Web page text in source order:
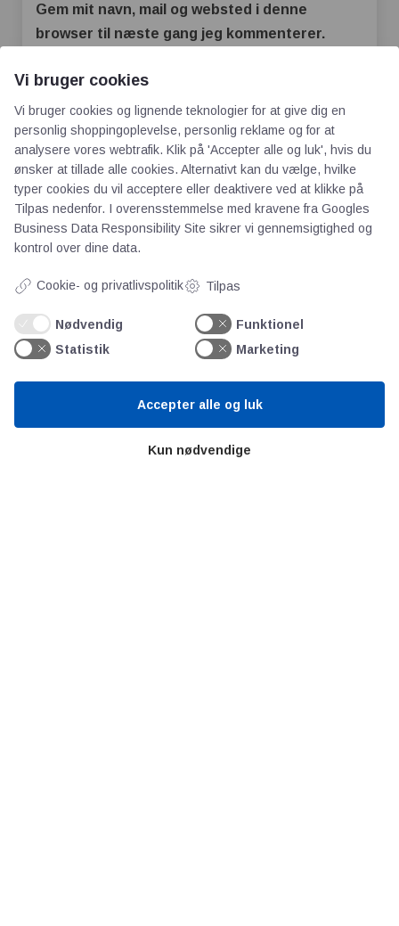
Gem mit navn, mail og websted i denne
browser til næste gang jeg kommenterer.
AOT
Priser
Kontakt
Videncentre
Vi bruger cookies
Vi bruger cookies og lignende teknologier for at give dig en
personlig shoppingoplevelse, personlig reklame og for at
analysere vores webtrafik. Klik på 'Accepter alle og luk', hvis du
ønsker at tillade alle cookies. Alternativt kan du vælge, hvilke
typer cookies du vil acceptere eller deaktivere ved at klikke på
Tilpas nedenfor. I overensstemmelse med kravene fra Googles
Business Data Responsibility Site sikrer vi gennemsigtighed og
kontrol over dine data.
Cookie- og privatlivspolitik Tilpas
Nødvendig
Funktionel
Statistik
Marketing
Kun nødvendige
Accepter alle og luk